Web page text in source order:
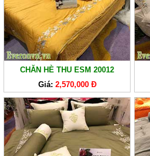
CHĂN HÈ THU ESM 20012
Giá: 2,570,000 Đ